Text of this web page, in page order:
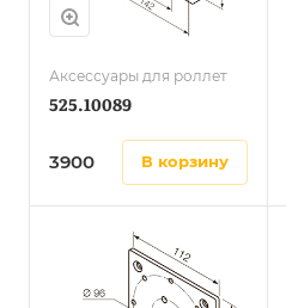
Аксессуары для роллет
525.10089
3900 в корзину